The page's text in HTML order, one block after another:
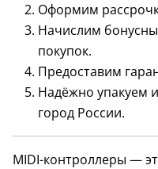
Оформим
Начислим
покупок.
Предоставим
Надёжно упакуем
город России.
MIDI-контроллеры —